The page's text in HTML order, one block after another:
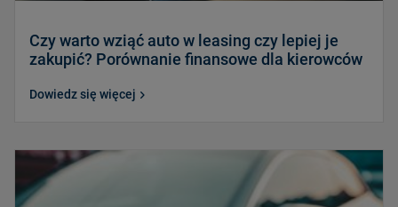
Czy warto wziąć auto w leasing czy lepiej je
zakupić? Porównanie finansowe dla kierowców
Dowiedz się więcej